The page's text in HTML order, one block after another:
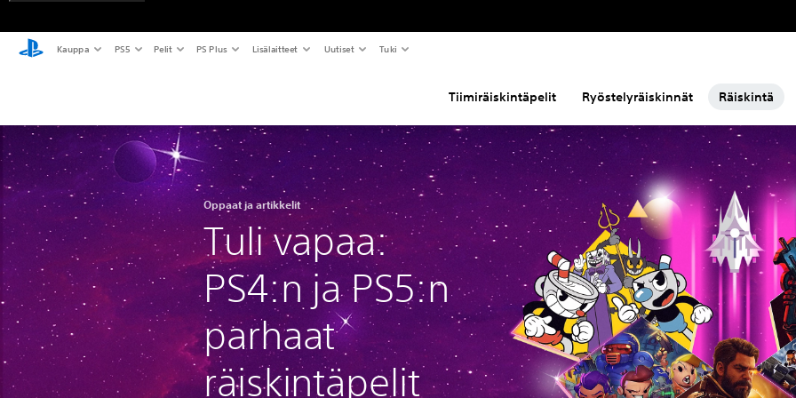
Kauppa PS5 Pelit PS Plus Lisälaitteet Uutiset Tuki
Tiimiräiskintäpelit Ryöstelyräiskinnät Räiskintä
Oppaat ja artikkelit
Tuli vapaa:
PS4:n ja PS5:n
parhaat
räiskintäpelit